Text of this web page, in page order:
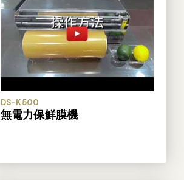
DS-K500
無電力保鮮膜機